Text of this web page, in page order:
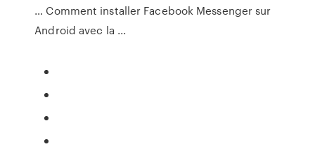
… Comment installer Facebook Messenger sur
Android avec la ...